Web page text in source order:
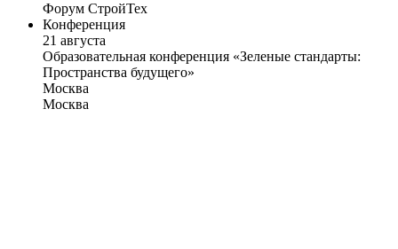
Форум СтройТех
Конференция
21 августа
Образовательная конференция «Зеленые стандарты:
Пространства будущего»
Москва
Москва